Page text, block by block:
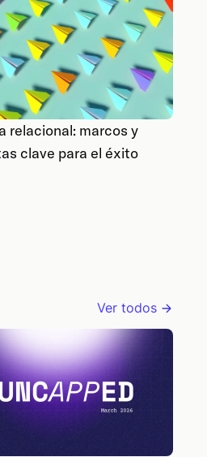
relacional: marcos y
clave para el éxito
Ver todos